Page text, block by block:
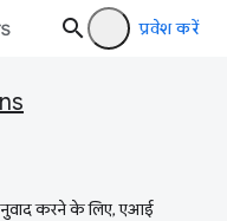
प्रवेश करें
करने के लिए, एआई